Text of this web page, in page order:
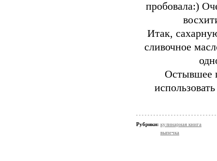
пробовала:)
Итак,
сливочное
Остывшее
Рубрики: кулинарная книга
выпечка